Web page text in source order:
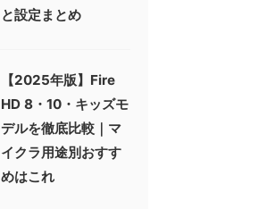
と設定まとめ
【2025年版】Fire
HD 8・10・キッズモ
デルを徹底比較｜マ
イクラ用途別おすす
めはこれ